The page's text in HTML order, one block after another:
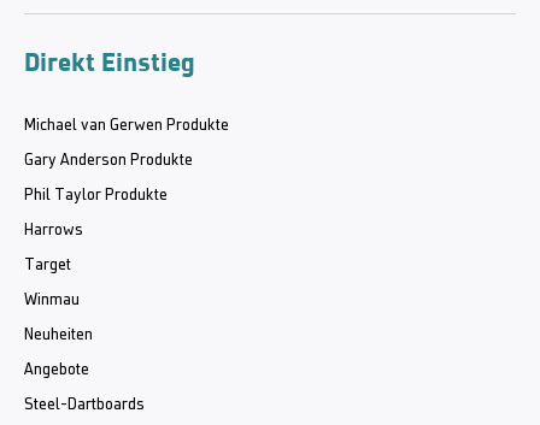
Direkt Einstieg
Michael van Gerwen Produkte
Gary Anderson Produkte
Phil Taylor Produkte
Harrows
Target
Winmau
Neuheiten
Angebote
Steel-Dartboards